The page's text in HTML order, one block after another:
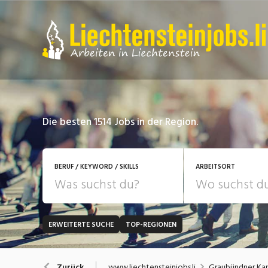
Die besten 1514 Jobs in der Region.
BERUF / KEYWORD / SKILLS ARBEITSORT
JOB-TYP
Festanstellung
Bank, Versicherung
ERWEITERTE SUCHE TOP-REGIONEN